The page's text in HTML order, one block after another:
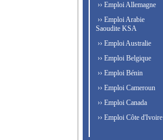
›› Emploi Allemagne
›› Emploi Arabie
Saoudite KSA
›› Emploi Australie
›› Emploi Belgique
›› Emploi Bénin
›› Emploi Cameroun
›› Emploi Canada
›› Emploi Côte d'Ivoire